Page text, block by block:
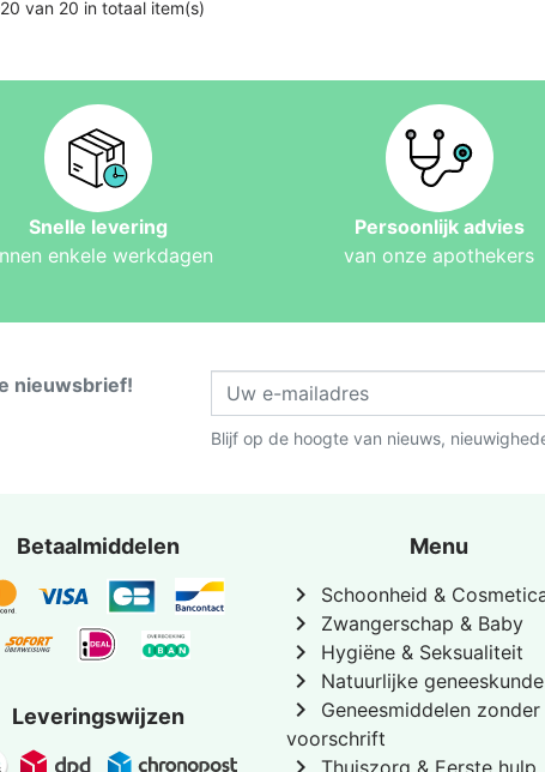
van 20 in totaal item(s)
Snelle levering
enkele werkdagen
Persoonlijk advies
van onze apothekers
nieuwsbrief!
Blijf op de hoogte van nieuws,
Betaalmiddelen
Leveringswijzen
Menu
chevron_right Schoonheid &
chevron_right Zwangerschap & Baby
chevron_right Hygiëne & Seksualiteit
chevron_right Natuurlijke geneeskunde
chevron_right
Geneesmiddelen zonder
voorschrift